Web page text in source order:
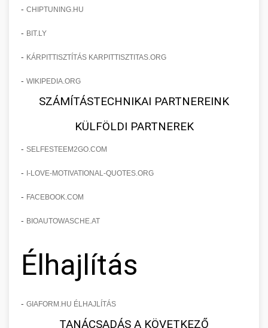
- CHIPTUNING.HU
- BIT.LY
- KÁRPITTISZTÍTÁS KARPITTISZTITAS.ORG
- WIKIPEDIA.ORG
SZÁMÍTÁSTECHNIKAI PARTNEREINK
KÜLFÖLDI PARTNEREK
- SELFESTEEM2GO.COM
- I-LOVE-MOTIVATIONAL-QUOTES.ORG
- FACEBOOK.COM
- BIOAUTOWASCHE.AT
Élhajlítás
- GIAFORM.HU ÉLHAJLÍTÁS
TANÁCSADÁS A KÖVETKEZŐ